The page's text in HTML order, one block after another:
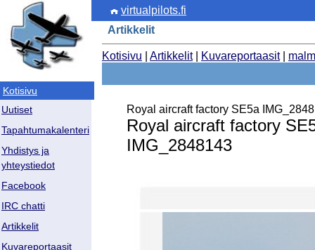
Kotisivu
Uutiset
Tapahtumakalenteri
Yhdistys ja
yhteystiedot
Facebook
IRC chatti
Artikkelit
Kuvareportaasit
virtualpilots.fi
Artikkelit
Kotisivu Artikkelit| Kuvareportaasit|
Royal aircraft factory SE5a
Royal aircraft factory
IMG_2848143